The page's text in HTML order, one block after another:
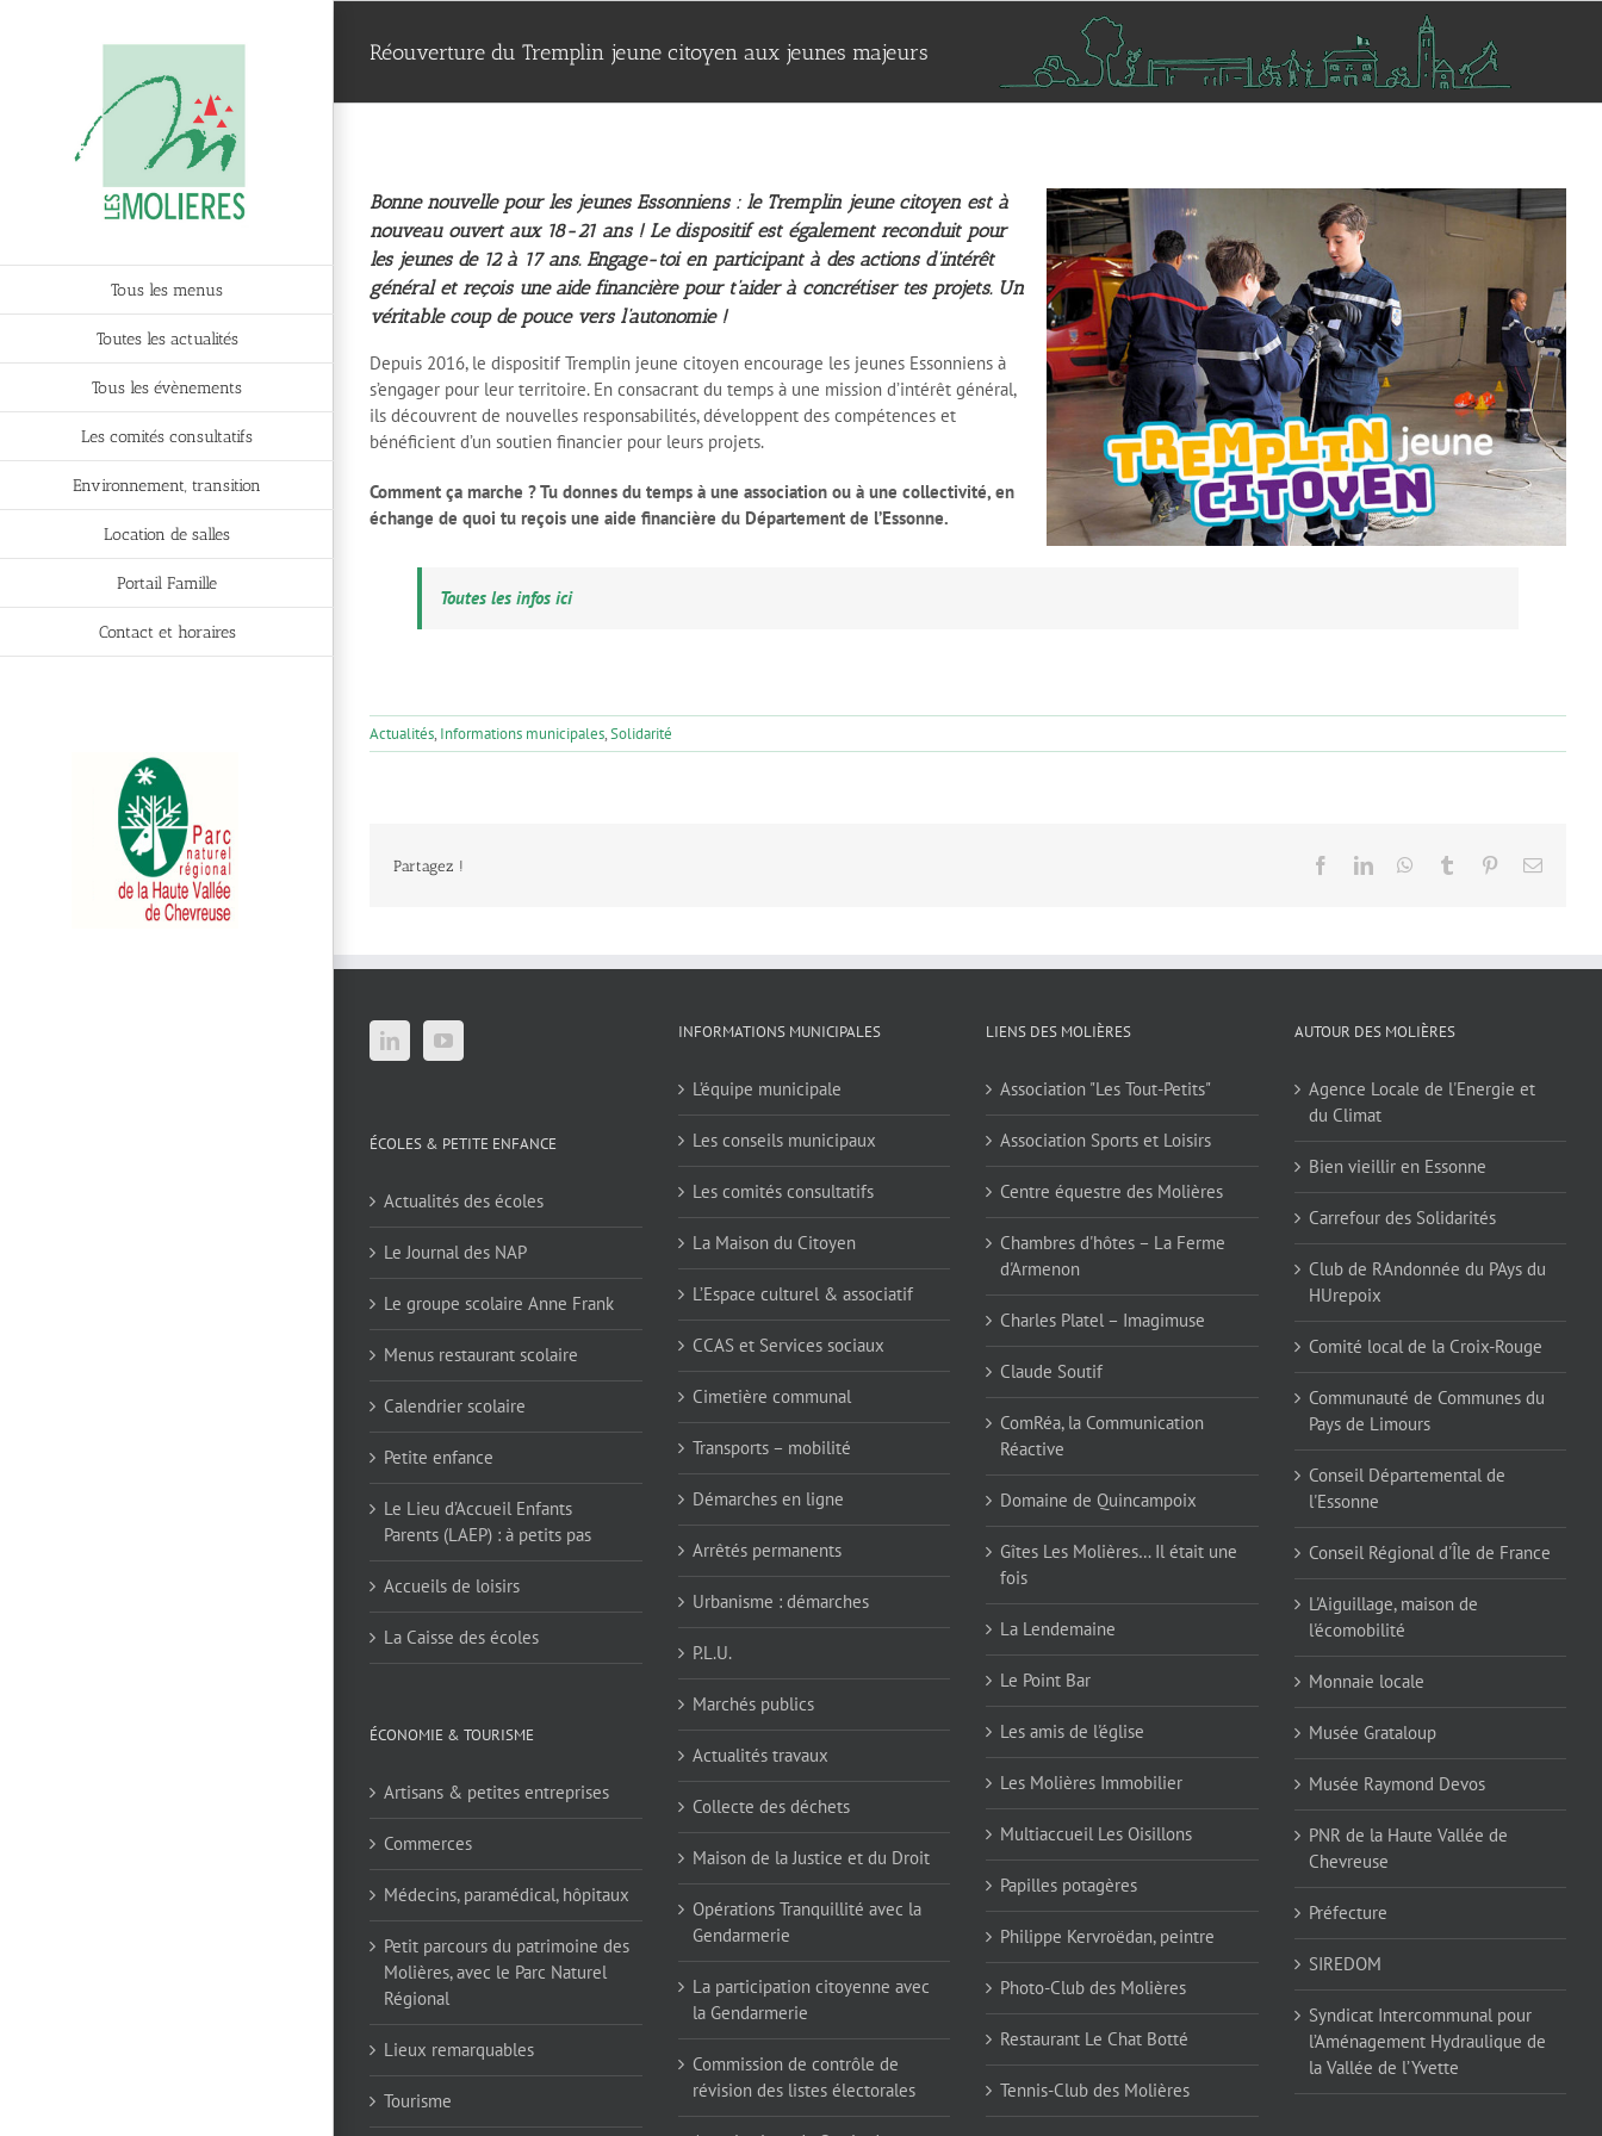
Tous les menus
Toutes les actualités
Tous les évènements
Les comités consultatifs
Environnement, transition
Location de salles
Portail Famille
Contact et horaires
Réouverture du Tremplin jeune citoyen aux jeunes majeurs
Bonne nouvelle pour les jeunes Essonniens : le Tremplin jeune citoyen est à
nouveau ouvert aux 18-21 ans ! Le dispositif est également reconduit pour
les jeunes de 12 à 17 ans. Engage-toi en participant à des actions d’intérêt
général et reçois une aide financière pour t’aider à concrétiser tes projets. Un
véritable coup de pouce vers l’autonomie !
Depuis 2016, le dispositif Tremplin jeune citoyen encourage les jeunes Essonniens à
s’engager pour leur territoire. En consacrant du temps à une mission d’intérêt général,
ils découvrent de nouvelles responsabilités, développent des compétences et
bénéficient d’un soutien financier pour leurs projets.
Comment ça marche ? Tu donnes du temps à une association ou à une collectivité, en
échange de quoi tu reçois une aide financière du Département de l’Essonne.
Toutes les infos ici
Actualités, Informations municipales,Solidarité
Partagez ! FacebookLinkedInWhatsApp
Tumblr PinterestEmail
ÉCOLES & PETITE ENFANCE
Actualités des écoles
Le Journal des NAP
Le groupe scolaire Anne Frank
Menus restaurant scolaire
Calendrier scolaire
Petite enfance
Le Lieu d’Accueil Enfants
Parents (LAEP) : à petits pas
Accueils de loisirs
La Caisse des écoles
ÉCONOMIE & TOURISME
Artisans & petites entreprises
Commerces
Médecins, paramédical, hôpitaux
Petit parcours du patrimoine des
Molières, avec le Parc Naturel
Régional
Lieux remarquables
Tourisme
INFORMATIONS MUNICIPALES
L’équipe municipale
Les conseils municipaux
Les comités consultatifs
La Maison du Citoyen
L’Espace culturel & associatif
CCAS et Services sociaux
Cimetière communal
Transports – mobilité
Démarches en ligne
Arrêtés permanents
Urbanisme : démarches
P.L.U.
Marchés publics
Actualités travaux
Collecte des déchets
Maison de la Justice et du Droit
Opérations Tranquillité avec la
Gendarmerie
La participation citoyenne avec
la Gendarmerie
Commission de contrôle de
révision des listes électorales
LIENS DES MOLIÈRES
Association "Les Tout-Petits"
Association Sports et Loisirs
Centre équestre des Molières
Chambres d'hôtes – La Ferme
d'Armenon
Charles Platel – Imagimuse
Claude Soutif
ComRéa, la Communication
Réactive
Domaine de Quincampoix
Gîtes Les Molières… Il était une
fois
La Lendemaine
Le Point Bar
Les amis de l'église
Les Molières Immobilier
Multiaccueil Les Oisillons
Papilles potagères
Philippe Kervroëdan, peintre
Photo-Club des Molières
Restaurant Le Chat Botté
Tennis-Club des Molières
AUTOUR DES MOLIÈRES
Agence Locale de l'Energie et
du Climat
Bien vieillir en Essonne
Carrefour des Solidarités
Club de RAndonnée du PAys du
HUrepoix
Comité local de la Croix-Rouge
Communauté de Communes du
Pays de Limours
Conseil Départemental de
l'Essonne
Conseil Régional d'Île de France
L'Aiguillage, maison de
l'écomobilité
Monnaie locale
Musée Grataloup
Musée Raymond Devos
PNR de la Haute Vallée de
Chevreuse
Préfecture
SIREDOM
Syndicat Intercommunal pour
l’Aménagement Hydraulique de
la Vallée de l’Yvette